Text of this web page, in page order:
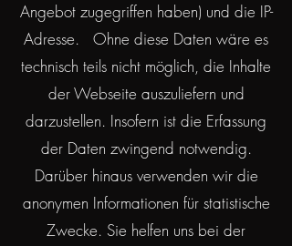
Angebot zugegriffen haben) und die IP-
Adresse. Ohne diese Daten wäre es
technisch teils nicht möglich, die Inhalte
der Webseite auszuliefern und
darzustellen. Insofern ist die Erfassung
der Daten zwingend notwendig.
Darüber hinaus verwenden wir die
anonymen Informationen für statistische
Zwecke. Sie helfen uns bei der